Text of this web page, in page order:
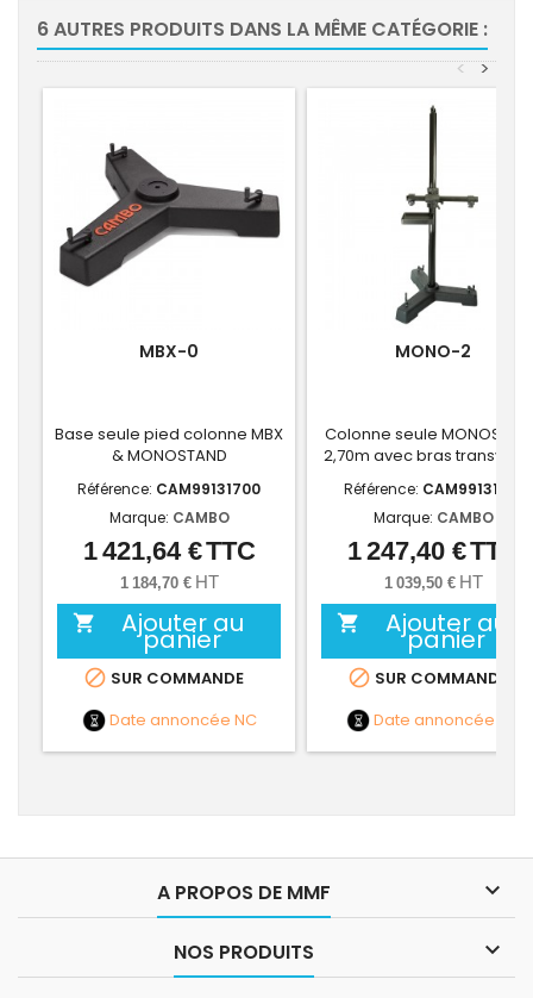
6 AUTRES PRODUITS DANS LA MÊME CATÉGORIE :
>
<
MBX-0
Base seule pied colonne MBX
& MONOSTAND
Référence: CAM99131700
Marque: CAMBO
Prix
1 421,64 €TTC
1 184,70 € HT
 Ajouter au
panier
 SUR COMMANDE
Date annoncée NC
MONO-2
Colonne seule
2,70m avec bras
Référence: CAM99131412
Marque: CAMBO
Prix
1 247,40 €TTC
1 039,50 € HT
 Ajouter au
panier
 SUR COMMANDE
Date annoncée
A PROPOS DE MMF 
NOS PRODUITS 